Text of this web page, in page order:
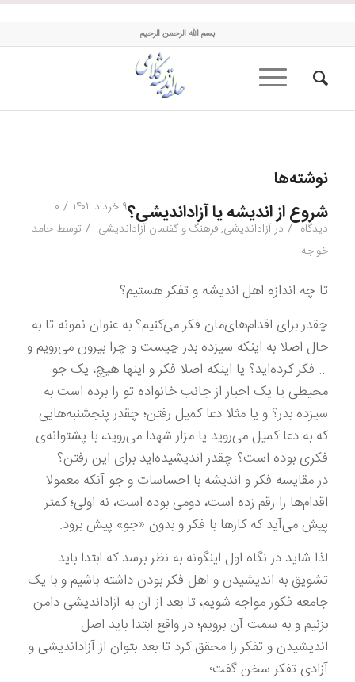
حلقه اندیشه کلامی
بسم الله الرحمن الرحیم
نوشته‌ها
شروع از اندیشه یا آزاداندیشی؟۹ خرداد ۱۴۰۲ / ۰
دیدگاه / در آزاداندیشی,فرهنگ و گفتمان آزاداندیشی / توسط حامد
خواجه
تا چه اندازه اهل اندیشه و تفکر هستیم؟
چقدر برای اقدا‌م‌های‌مان فکر می‌کنیم؟ به عنوان نمونه تا به
حال اصلا به اینکه سیزده بدر چیست و چرا بیرون می‌رویم و
… فکر کرده‌اید؟ یا اینکه اصلا فکر و اینها هیچ، یک جو
محیطی یا یک اجبار از جانب خانواده تو را برده است به
سیزده بدر؟ و یا مثلا دعا کمیل رفتن؛ چقدر پنجشنبه‌هایی
که به دعا کمیل می‌روید یا مزار شهدا می‌روید، با پشتوانه‌ی
فکری بوده است؟ چقدر اندیشیده‌اید برای این رفتن؟
در مقایسه فکر و اندیشه با احساسات و جو آنکه معمولا
اقدام‌ها را رقم زده است،‌ دومی بوده است، نه اولی؛ کمتر
پیش می‌آید که کارها با فکر و بدون «جو» پیش برود.
لذا شاید در نگاه اول اینگونه به نظر برسد که ابتدا باید
تشویق به اندیشیدن و اهل فکر بودن داشته باشیم و با یک
جامعه فکور مواجه شویم، تا بعد از آن به آزاداندیشی دامن
بزنیم و به سمت آن برویم؛ در واقع ابتدا باید اصل
اندیشیدن و تفکر را محقق کرد تا بعد بتوان از آزاداندیشی و
آزادی تفکر سخن گفت؛